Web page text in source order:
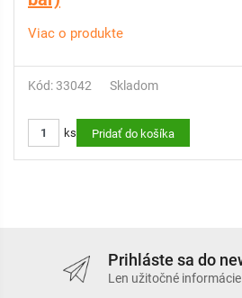
Viac o produkte
Kód: 33042 Skladom
ks Pridať do košíka
Prihláste sa do
Len užitočné